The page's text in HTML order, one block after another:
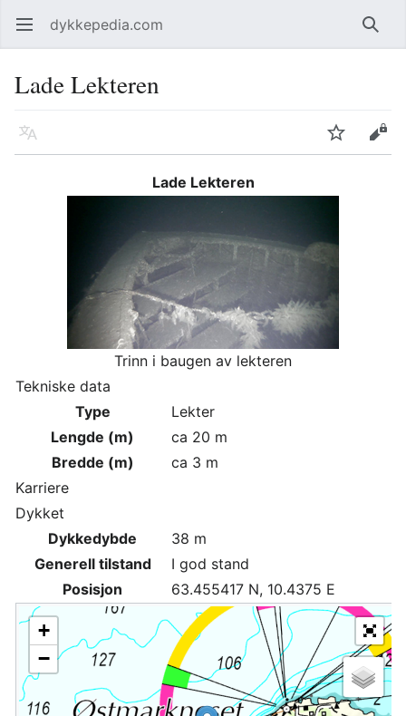
Åpne hovedmenyen dykkepedia.com Søk
Lade Lekteren
Språk Overvåk Rediger
Lade Lekteren
Trinn i baugen av lekteren
Tekniske data
Type
Lekter
Lengde (m)
ca 20 m
Bredde (m)
ca 3 m
Karriere
Dykket
Dykkedybde
38 m
Generell tilstand
I god stand
Posisjon
63.455417 N, 10.4375 E
+
−